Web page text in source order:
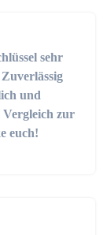
sehr
und
Vergleich zur
euch!